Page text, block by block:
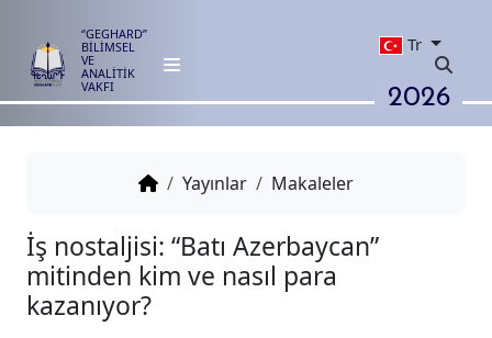
“GEGHARD”
BİLİMSEL
VE
ANALİTİK
VAKFI
Tr
2026
Yayınlar Makaleler
İş nostaljisi: “Batı Azerbaycan”